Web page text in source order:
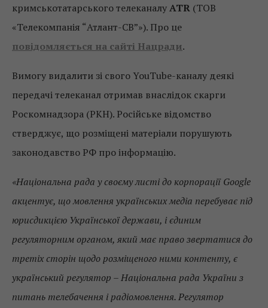
кримськотатарського телеканалуATR (ТОВ
«Телекомпанія “Атлант-СВ”»). Про це
повідомляється на сайті Нацради.
Вимогу видалити зі свого YouTube-каналу деякі
передачі телеканал отримав внаслідок скарги
Роскомнадзора (РКН). Російське відомство
стверджує, що розміщені матеріали порушують
законодавство РФ про інформацію.
«Національна рада у своєму листі до корпорації Google
акцентує, що мовлення українських медіа перебуває під
юрисдикцією Української держави, і єдиним
регуляторним органом, який має право звертатися до
третіх сторін щодо розміщеного ними контенту, є
український регулятор – Національна рада України з
питань телебачення і радіомовлення. Регулятор